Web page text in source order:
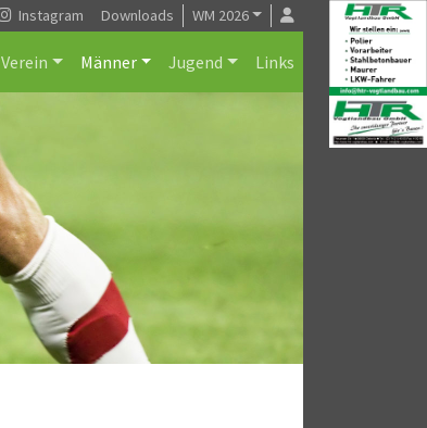
Instagram Downloads WM 2026
Verein Männer Jugend Links